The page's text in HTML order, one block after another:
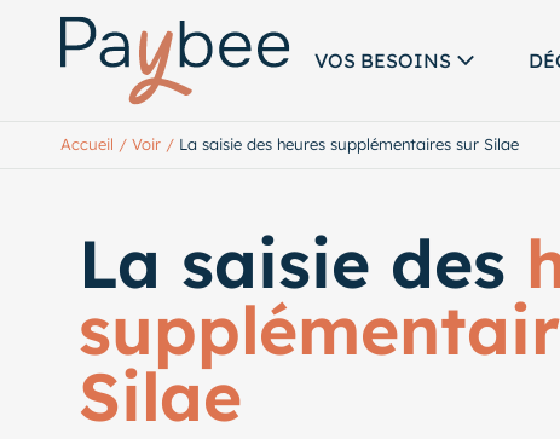
VOS BESOINS
Accueil / Voir / La saisie des heures supplémentaires sur Silae
La saisie des
Silae